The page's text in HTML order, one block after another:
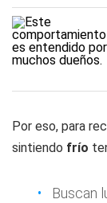
Por eso, para
sintiendo frío
Buscan